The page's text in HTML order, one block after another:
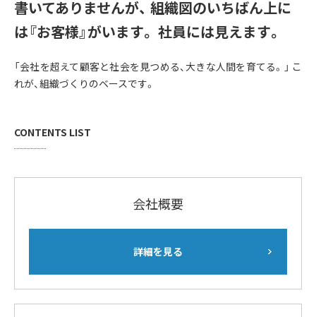
書いてありませんが、 組織図のいちばん上に
は『お客様』がいます。 社員には見えます。
「会社を超えて顧客と社会を見つめる、大きな人間を育てる。」 こ
れが、組織づくりのベースです。
CONTENTS LIST
会社概要
詳細を見る